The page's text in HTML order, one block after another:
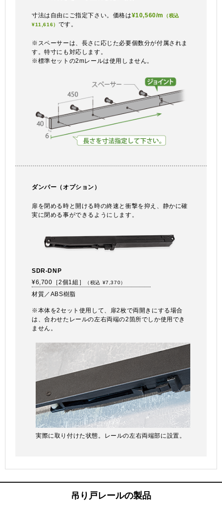
寸法は自由にご指定下さい。価格は¥10,560/m
（税込
¥11,616） です。
※スペーサーは、長さに応じた必要個数分が付属されま
す。特寸にも対応します。
※標準セットの2mレールは使用しません。
ダンパー（オプション）
扉を閉める時と開ける時の終速と衝撃を抑え、静かに確
実に閉める事ができるようにします。
SDR-DNP
¥6,700［2個1組］
（税込 ¥7,370）
材質／ABS樹脂
※本体を2セット使用して、扉2枚で両開きにする場合
は、合わせたレールの左右両端の2箇所でしか使用でき
ません。
実際に取り付けた状態。レールの左右両端部に設置。
吊り戸レールの製品